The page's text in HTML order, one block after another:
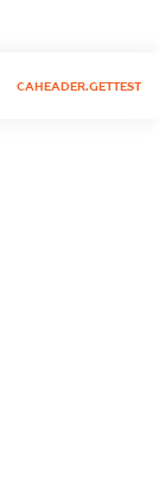
CAHEADER.GETTEST